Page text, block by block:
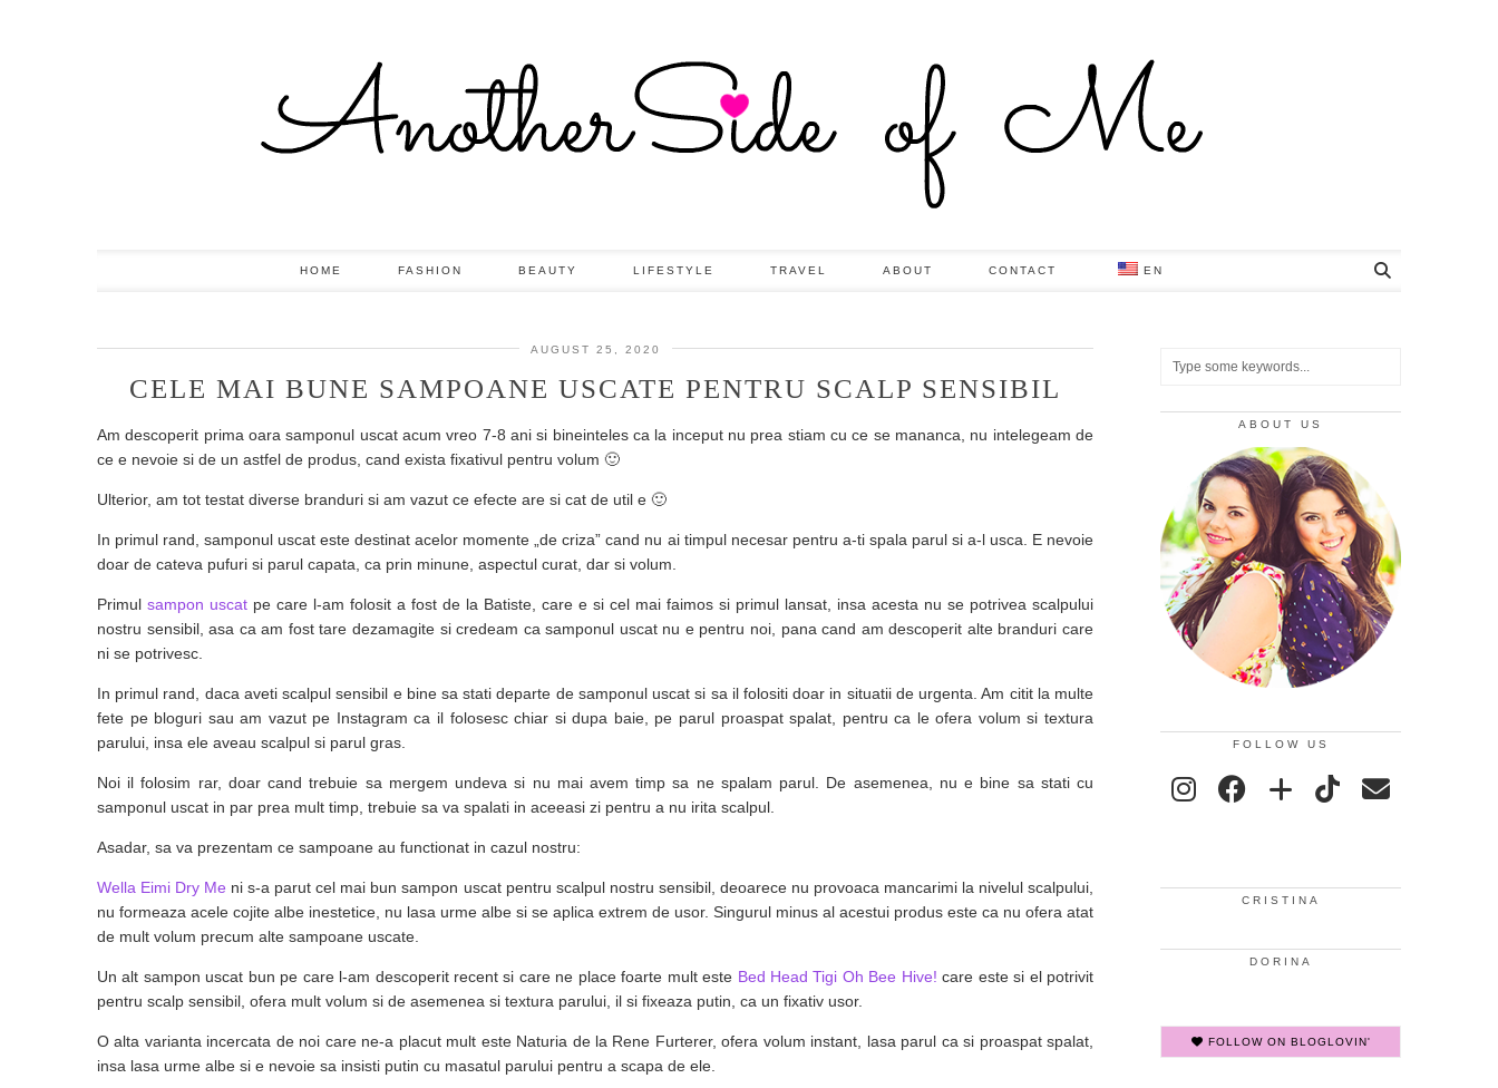
HOME FASHION BEAUTY LIFESTYLE TRAVEL ABOUT CONTACT EN
AUGUST 25, 2020
CELE MAI BUNE SAMPOANE USCATE PENTRU SCALP SENSIBIL
Am descoperit prima oara samponul uscat acum vreo 7-8 ani si bineinteles ca la inceput nu prea stiam cu ce se mananca, nu intelegeam de
ce e nevoie si de un astfel de produs, cand exista fixativul pentru volum 🙂
Ulterior, am tot testat diverse branduri si am vazut ce efecte are si cat de util e 🙂
In primul rand, samponul uscat este destinat acelor momente „de criza” cand nu ai timpul necesar pentru a-ti spala parul si a-l usca. E nevoie
doar de cateva pufuri si parul capata, ca prin minune, aspectul curat, dar si volum.
Primul sampon uscat pe care l-am folosit a fost de la Batiste, care e si cel mai faimos si primul lansat, insa acesta nu se potrivea scalpului
nostru sensibil, asa ca am fost tare dezamagite si credeam ca samponul uscat nu e pentru noi, pana cand am descoperit alte branduri care
ni se potrivesc.
In primul rand, daca aveti scalpul sensibil e bine sa stati departe de samponul uscat si sa il folositi doar in situatii de urgenta. Am citit la multe
fete pe bloguri sau am vazut pe Instagram ca il folosesc chiar si dupa baie, pe parul proaspat spalat, pentru ca le ofera volum si textura
parului, insa ele aveau scalpul si parul gras.
Noi il folosim rar, doar cand trebuie sa mergem undeva si nu mai avem timp sa ne spalam parul. De asemenea, nu e bine sa stati cu
samponul uscat in par prea mult timp, trebuie sa va spalati in aceeasi zi pentru a nu irita scalpul.
Asadar, sa va prezentam ce sampoane au functionat in cazul nostru:
Wella Eimi Dry Me ni s-a parut cel mai bun sampon uscat pentru scalpul nostru sensibil, deoarece nu provoaca mancarimi la nivelul scalpului,
nu formeaza acele cojite albe inestetice, nu lasa urme albe si se aplica extrem de usor. Singurul minus al acestui produs este ca nu ofera atat
de mult volum precum alte sampoane uscate.
Un alt sampon uscat bun pe care l-am descoperit recent si care ne place foarte mult este Bed Head Tigi Oh Bee Hive! care este si el potrivit
pentru scalp sensibil, ofera mult volum si de asemenea si textura parului, il si fixeaza putin, ca un fixativ usor.
O alta varianta incercata de noi care ne-a placut mult este Naturia de la Rene Furterer, ofera volum instant, lasa parul ca si proaspat spalat,
insa lasa urme albe si e nevoie sa insisti putin cu masatul parului pentru a scapa de ele.
ABOUT US
FOLLOW US
CRISTINA
DORINA
FOLLOW ON BLOGLOVIN'